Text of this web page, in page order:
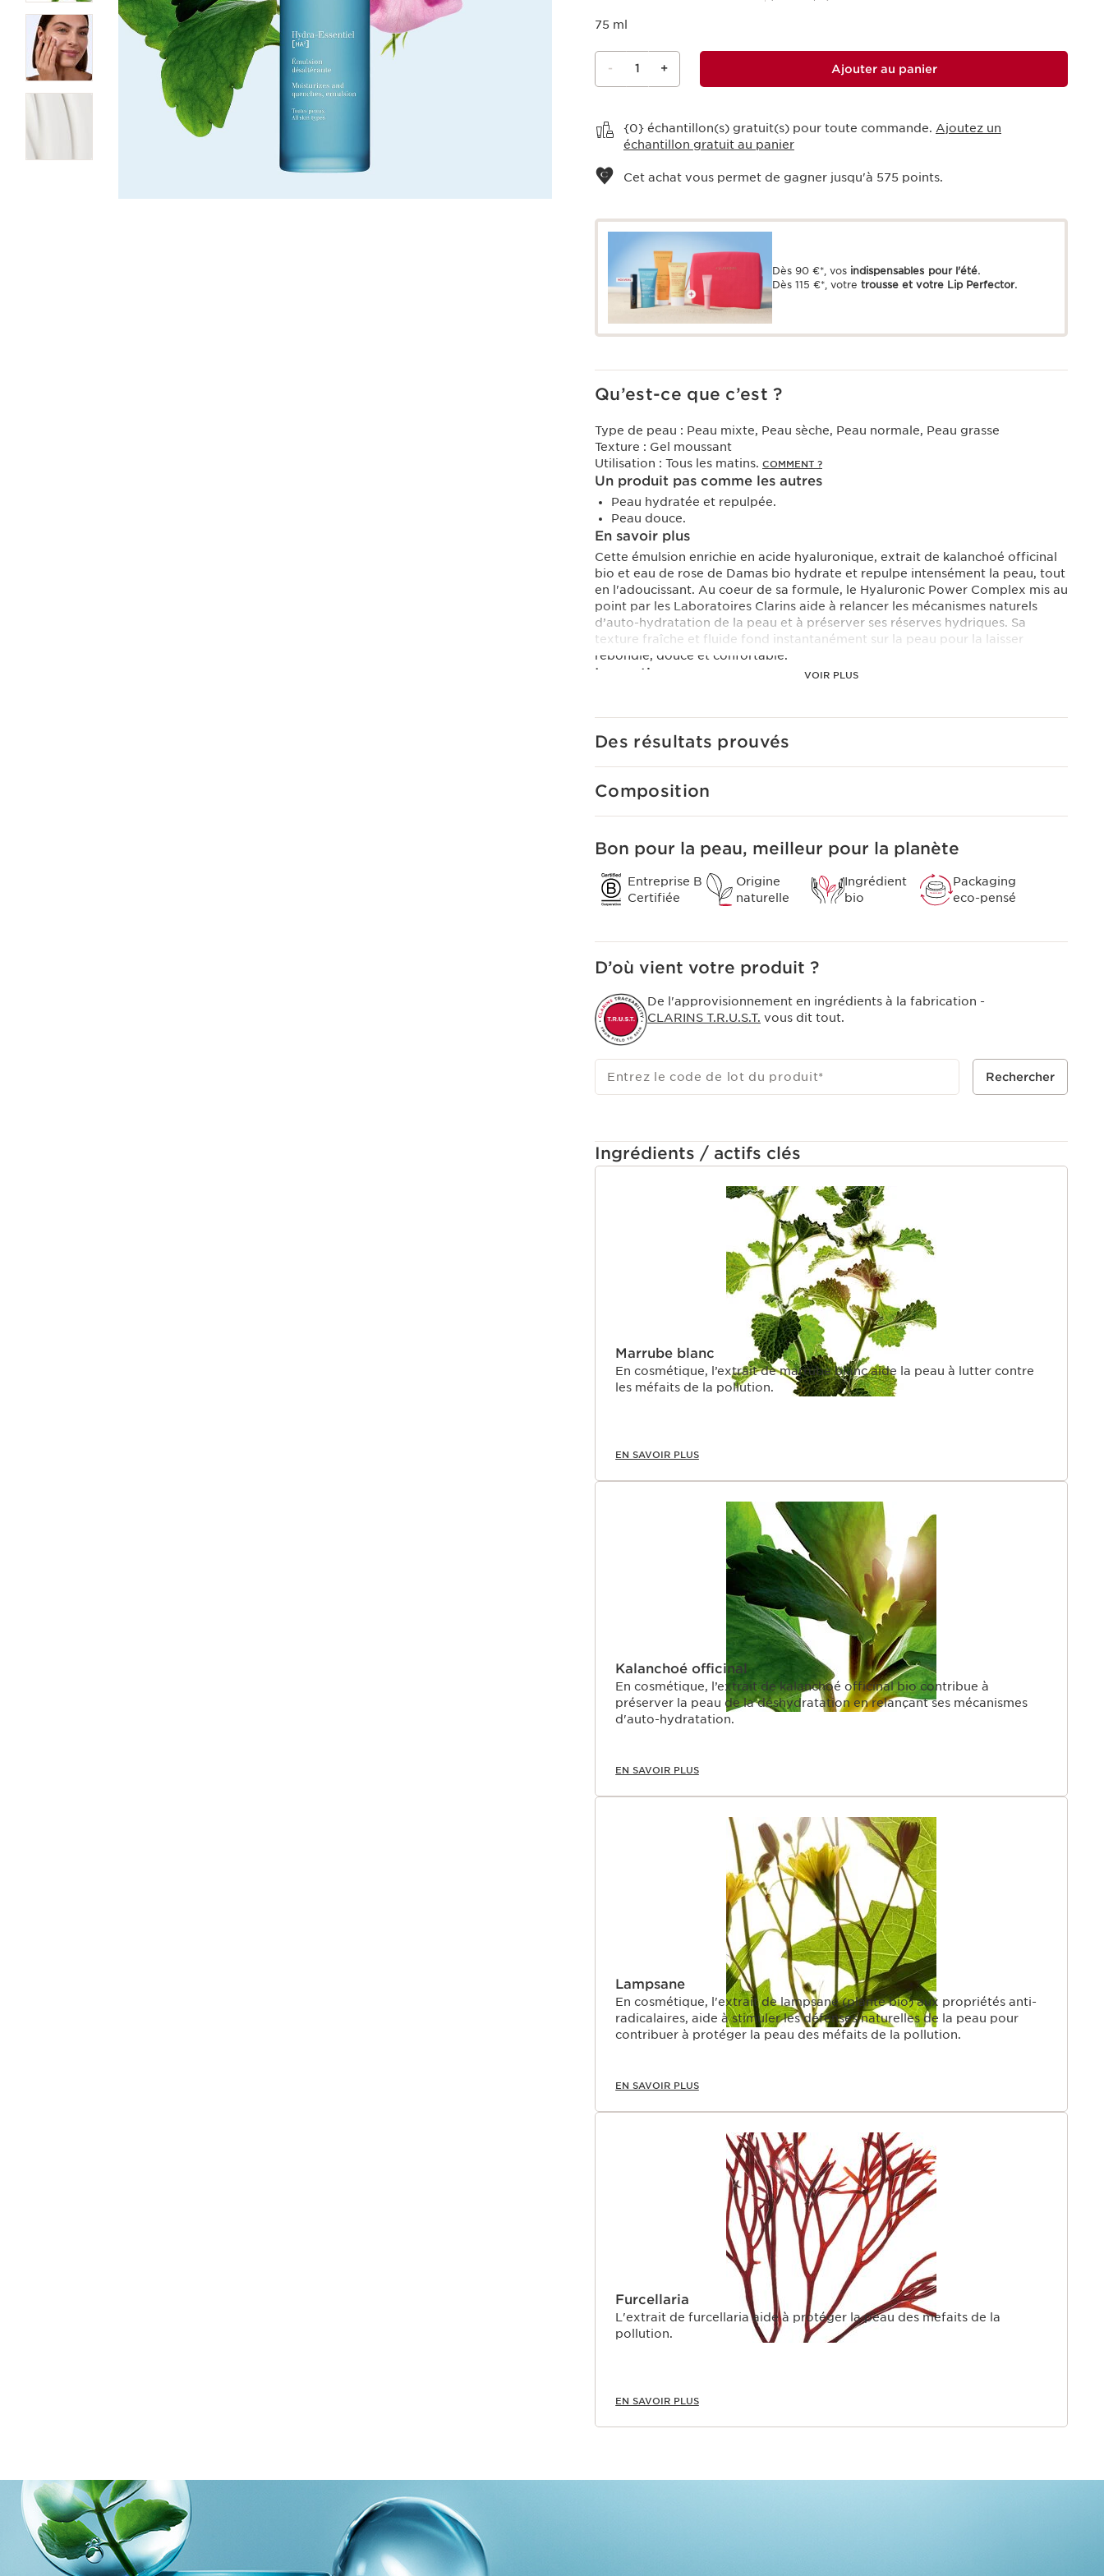
75 ml
- 1 + Ajouter au panier
{0} échantillon(s) gratuit(s) pour toute commande. Ajoutez un
échantillon gratuit au panier
Cet achat vous permet de gagner jusqu'à 575 points.
Dès 90 €*, vos indispensables pour l'été.
Dès 115 €*, votre trousse et votre Lip Perfector.
Qu’est-ce que c’est ?
VOIR PLUS
Type de peau : Peau mixte, Peau sèche, Peau normale, Peau grasse
Texture : Gel moussant
Utilisation : Tous les matins. COMMENT ?
Un produit pas comme les autres
Peau hydratée et repulpée.
Peau douce.
En savoir plus
Cette émulsion enrichie en acide hyaluronique, extrait de kalanchoé officinal
bio et eau de rose de Damas bio hydrate et repulpe intensément la peau, tout
en l'adoucissant. Au coeur de sa formule, le Hyaluronic Power Complex mis au
point par les Laboratoires Clarins aide à relancer les mécanismes naturels
d’auto-hydratation de la peau et à préserver ses réserves hydriques. Sa
texture fraîche et fluide fond instantanément sur la peau pour la laisser
rebondie, douce et confortable.
Innovation
de bas et haut poids moléculaires à l’extrait de kalanchoé officinal bio.
Une peau repulpée en 60 secondes*.* Test consommateurs, Émulsion
désaltérante, 101 femmes, après 60 secondes.
Des résultats prouvés
Composition
Bon pour la peau, meilleur pour la planète
Entreprise B
Certifiée
Origine
naturelle
Ingrédient
bio
Packaging
eco-pensé
D’où vient votre produit ?
De l'approvisionnement en ingrédients à la fabrication -
CLARINS T.R.U.S.T. vous dit tout.
Entrez le code de lot du produit* Rechercher
Ingrédients / actifs clés
ALLER AU CONTENU
Marrube blanc
En cosmétique, l’extrait de marrube blanc aide la peau à lutter contre
les méfaits de la pollution.
EN SAVOIR PLUS
Kalanchoé officinal
En cosmétique, l’extrait de kalanchoé officinal bio contribue à
préserver la peau de la déshydratation en relançant ses mécanismes
d'auto-hydratation.
EN SAVOIR PLUS
Lampsane
En cosmétique, l'extrait de lampsane (plante bio) aux propriétés anti-
radicalaires, aide à stimuler les défenses naturelles de la peau pour
contribuer à protéger la peau des méfaits de la pollution.
EN SAVOIR PLUS
Furcellaria
L'extrait de furcellaria aide à protéger la peau des mefaits de la
pollution.
EN SAVOIR PLUS